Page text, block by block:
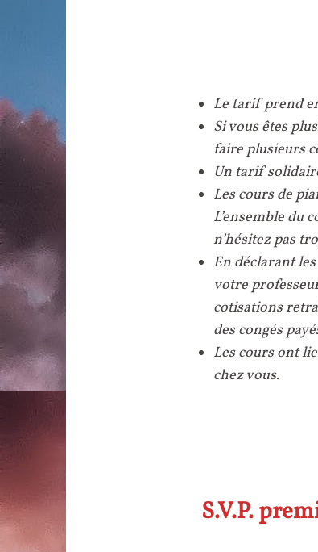
Le tarif prend
Si vous êtes
faire plusieurs
Un tarif
Les cours de
L’ensemble du
n’hésitez pas
En déclarant
votre
cotisations
des congés
Les cours ont
chez vous.
S.V.P.